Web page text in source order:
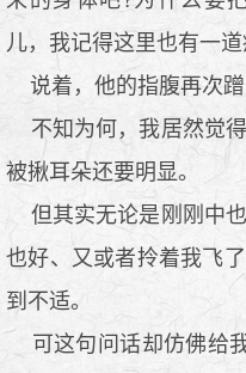
儿，我记得这里也有一
说着，他的指腹再次蹭
不知为何，我居然觉
被揪耳朵还要明显。
但其实无论是刚刚中
也好、又或者拎着我飞
到不适。
可这句问话却仿佛给